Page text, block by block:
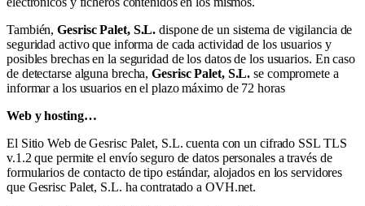
También,Gesrisc Palet, S.L.dispone de un sistema de vigilancia de
seguridad activo que informa de cada actividad de los usuarios y
posibles brechas en la seguridad de los datos de los usuarios. En caso
de detectarse alguna brecha,Gesrisc Palet, S.L.se compromete a
informar a los usuarios en el plazo máximo de 72 horas
Web y hosting…
El Sitio Web de Gesrisc Palet, S.L. cuenta con un cifrado SSL TLS
v.1.2 que permite el envío seguro de datos personales a través de
formularios de contacto de tipo estándar, alojados en los servidores
que Gesrisc Palet, S.L. ha contratado a OVH.net.